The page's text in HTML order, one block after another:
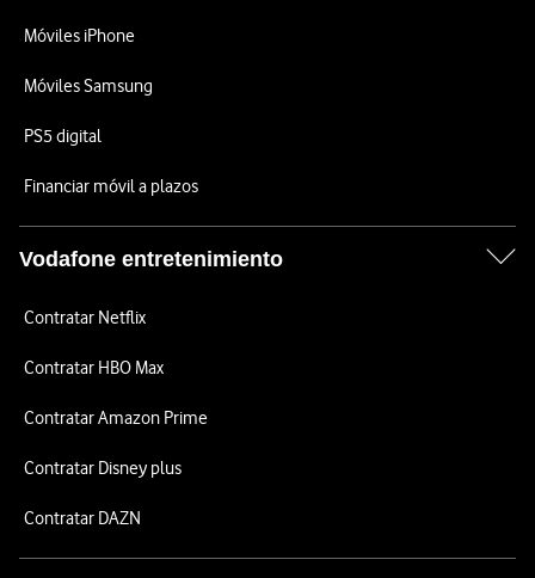
Móviles iPhone
Móviles Samsung
PS5 digital
Financiar móvil a plazos
Vodafone entretenimiento
Contratar Netflix
Contratar HBO Max
Contratar Amazon Prime
Contratar Disney plus
Contratar DAZN